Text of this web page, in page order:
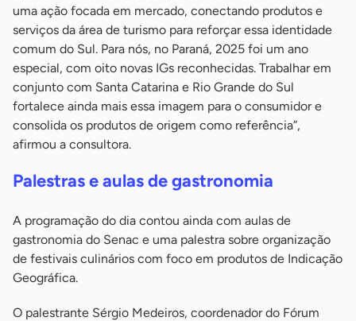
uma ação focada em mercado, conectando produtos e
serviços da área de turismo para reforçar essa identidade
comum do Sul. Para nós, no Paraná, 2025 foi um ano
especial, com oito novas IGs reconhecidas. Trabalhar em
conjunto com Santa Catarina e Rio Grande do Sul
fortalece ainda mais essa imagem para o consumidor e
consolida os produtos de origem como referência”,
afirmou a consultora.
Palestras e aulas de gastronomia
A programação do dia contou ainda com aulas de
gastronomia do Senac e uma palestra sobre organização
de festivais culinários com foco em produtos de Indicação
Geográfica.
O palestrante Sérgio Medeiros, coordenador do Fórum